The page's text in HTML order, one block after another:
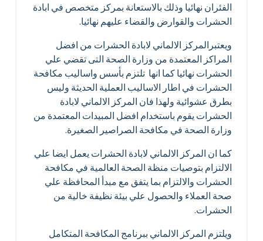
الفئران نهائيا وذلك بالاستعانة بمركز متخصص في ابادة
الحشرات والقوارض والقضاء عليهم نهائيا.
ويعتبرالمركز الالماني لابادة الحشرات من افضل
المراكز المعتمدة من وزارة الصحة التى تقضي علي
الحشرات نهائيا كما انها تلتزم بأسس واساليب مكافحة
الحشرات في اطار الاساليب العملية الحديثة وليس
بطرق عشوائية ولهذا فان المركز الالماني لابادة
الحشرات يقوم باستخدام افضل المبيدات المعتمدة من
وزارة الصحة في مكافحة الصراصير الصغيرة.
كما ان المركز الالماني لابادة الحشرات يعمل ايضا علي
الالتزام بتوصيات منظة الصحة العالمية في مكافحة
الحشرات والالتزام بما يتفق مع مبدأ المحافظة علي
صحة العملاء والحصول علي بيئة نظيفة خالية من
الحشرات.
ويلتزم المركز الالماني ببرنامج المكافحة المتكامل